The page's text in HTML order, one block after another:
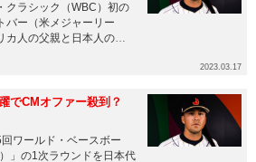
ラシック（WBC）初の
バー（米メジャーリー
人の父親と日本人の母
2023.03.17
でCMオファー殺到？
ワールド・ベースボー
」の1次ラウンドを日本代